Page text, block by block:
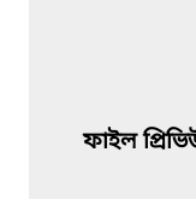
ফাইল